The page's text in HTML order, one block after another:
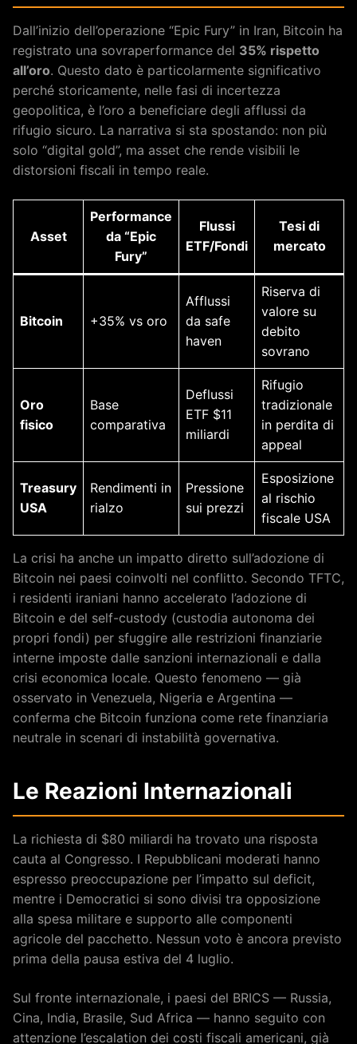
Dall’inizio dell’operazione “Epic Fury” in Iran, Bitcoin ha
registrato una sovraperformance del 35% rispetto
all’oro. Questo dato è particolarmente significativo
perché storicamente, nelle fasi di incertezza
geopolitica, è l’oro a beneficiare degli afflussi da
rifugio sicuro. La narrativa si sta spostando: non più
solo “digital gold”, ma asset che rende visibili le
distorsioni fiscali in tempo reale.
Asset
Performance
da “Epic
Fury”
Flussi
ETF/Fondi
Tesi di
mercato
Bitcoin +35% vs oro
Afflussi
da safe
haven
Riserva di
valore su
debito
sovrano
Oro
fisico
Base
comparativa
Deflussi
ETF $11
miliardi
Rifugio
tradizionale
in perdita di
appeal
Treasury
USA
Rendimenti in
rialzo
Pressione
sui prezzi
Esposizione
al rischio
fiscale USA
La crisi ha anche un impatto diretto sull’adozione di
Bitcoin nei paesi coinvolti nel conflitto. Secondo TFTC,
i residenti iraniani hanno accelerato l’adozione di
Bitcoin e del self-custody (custodia autonoma dei
propri fondi) per sfuggire alle restrizioni finanziarie
interne imposte dalle sanzioni internazionali e dalla
crisi economica locale. Questo fenomeno — già
osservato in Venezuela, Nigeria e Argentina —
conferma che Bitcoin funziona come rete finanziaria
neutrale in scenari di instabilità governativa.
Le Reazioni Internazionali
La richiesta di $80 miliardi ha trovato una risposta
cauta al Congresso. I Repubblicani moderati hanno
espresso preoccupazione per l’impatto sul deficit,
mentre i Democratici si sono divisi tra opposizione
alla spesa militare e supporto alle componenti
agricole del pacchetto. Nessun voto è ancora previsto
prima della pausa estiva del 4 luglio.
Sul fronte internazionale, i paesi del BRICS — Russia,
Cina, India, Brasile, Sud Africa — hanno seguito con
attenzione l’escalation dei costi fiscali americani, già